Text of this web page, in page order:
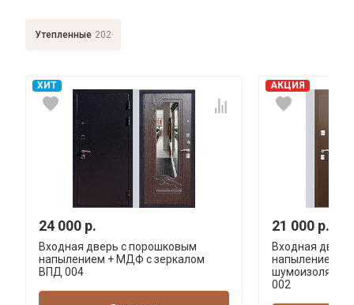
Утепленные 202
ХИТ
24 000 р.
Входная дверь с порошковым
напылением + МДФ с зеркалом
ВПД 004
АКЦИЯ
21 000 р.
Входная
напылением +
002